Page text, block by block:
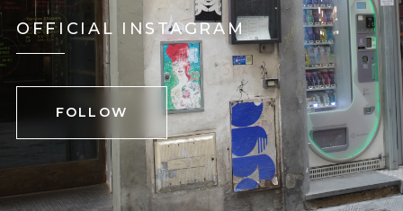
OFFICIAL INSTAGRAM
FOLLOW